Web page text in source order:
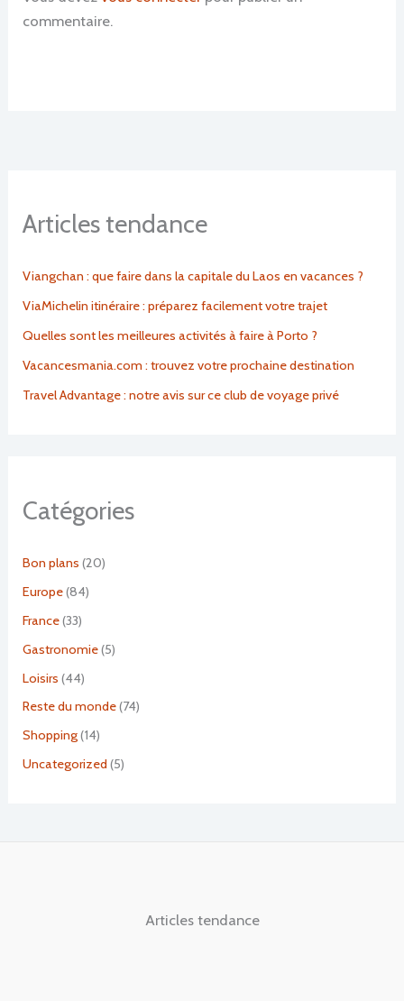
commentaire.
Articles tendance
Viangchan : que faire dans la capitale du Laos en vacances ?
ViaMichelin itinéraire : préparez facilement votre trajet
Quelles sont les meilleures activités à faire à Porto ?
Vacancesmania.com : trouvez votre prochaine destination
Travel Advantage : notre avis sur ce club de voyage privé
Catégories
Bon plans (20)
Europe(84)
France(33)
Gastronomie(5)
Loisirs (44)
Reste du monde(74)
Shopping(14)
Uncategorized (5)
Articles tendance